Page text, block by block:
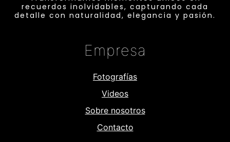
recuerdos inolvidables, capturando cada
detalle con naturalidad, elegancia y pasión.
Empresa
Fotografías
Videos
Sobre nosotros
Contacto